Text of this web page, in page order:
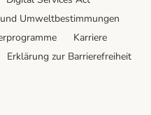
Umweltbestimmungen
Karriere
Erklärung zur Barrierefreiheit